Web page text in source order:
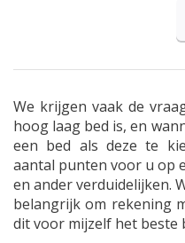
We krijgen vaak de
hoog laag bed is, en
een bed als deze te
aantal punten voor u op
en ander verduidelijken.
belangrijk om rekening
dit voor mijzelf het beste